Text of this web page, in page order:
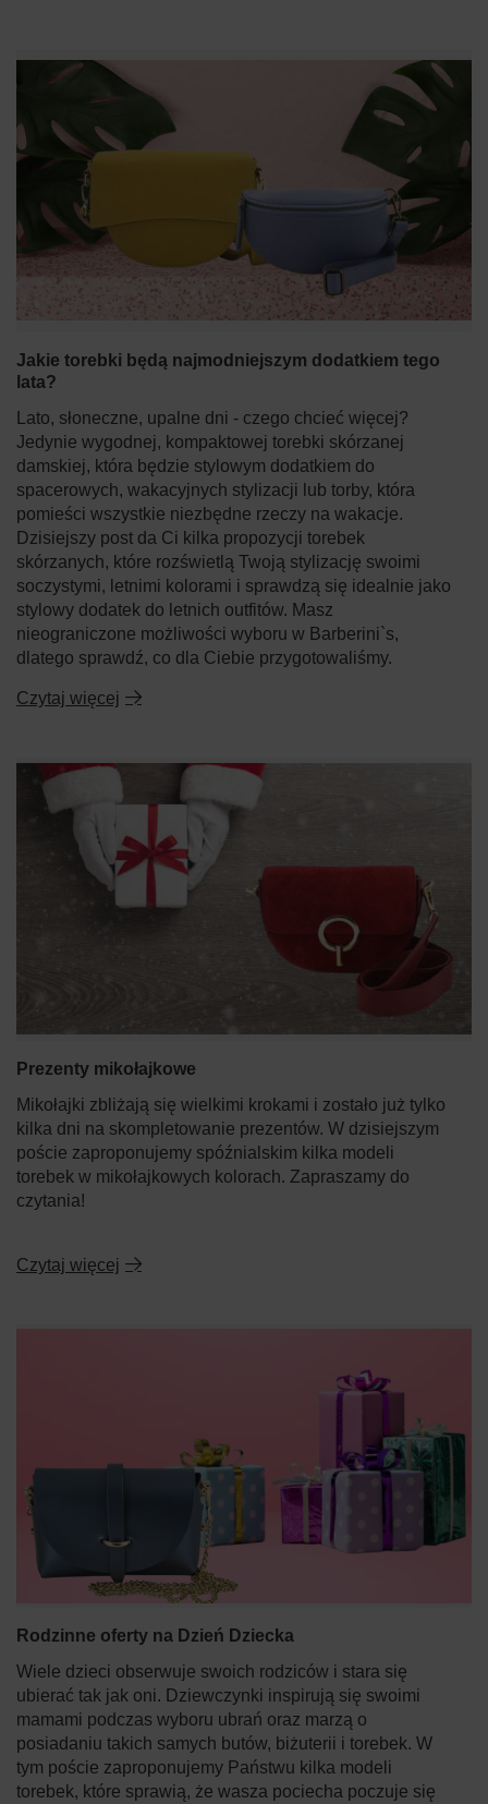
Jakie torebki będą najmodniejszym dodatkiem tego
lata?
Lato, słoneczne, upalne dni - czego chcieć więcej?
Jedynie wygodnej, kompaktowej torebki skórzanej
damskiej, która będzie stylowym dodatkiem do
spacerowych, wakacyjnych stylizacji lub torby, która
pomieści wszystkie niezbędne rzeczy na wakacje.
Dzisiejszy post da Ci kilka propozycji torebek
skórzanych, które rozświetlą Twoją stylizację swoimi
soczystymi, letnimi kolorami i sprawdzą się idealnie jako
stylowy dodatek do letnich outfitów. Masz
nieograniczone możliwości wyboru w Barberini`s,
dlatego sprawdź, co dla Ciebie przygotowaliśmy.
Czytaj więcej
Prezenty mikołajkowe
Mikołajki zbliżają się wielkimi krokami i zostało już tylko
kilka dni na skompletowanie prezentów. W dzisiejszym
poście zaproponujemy spóźnialskim kilka modeli
torebek w mikołajkowych kolorach. Zapraszamy do
czytania!
Czytaj więcej
Rodzinne oferty na Dzień Dziecka
Wiele dzieci obserwuje swoich rodziców i stara się
ubierać tak jak oni. Dziewczynki inspirują się swoimi
mamami podczas wyboru ubrań oraz marzą o
posiadaniu takich samych butów, biżuterii i torebek. W
tym poście zaproponujemy Państwu kilka modeli
torebek, które sprawią, że wasza pociecha poczuje się